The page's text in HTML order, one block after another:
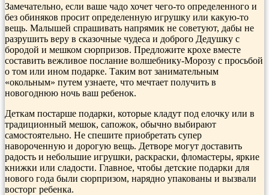
Замечательно, если ваше чадо хочет чего-то определенного и
без обиняков просит определенную игрушку или какую-то
вещь. Малышей спрашивать напрямик не советуют, дабы не
разрушить веру в сказочные чудеса и доброго Дедушку с
бородой и мешком сюрпризов. Предложите крохе вместе
составить вежливое послание волшебнику-Морозу с просьбой
о том или ином подарке. Таким вот занимательным
«окольным» путем узнаете, что мечтает получить в
новогоднюю ночь ваш ребенок.
Деткам постарше подарки, которые кладут под елочку или в
традиционный мешок, сапожок, обычно выбирают
самостоятельно. Не спешите приобретать супер
навороченную и дорогую вещь. Детворе могут доставить
радость и небольшие игрушки, раскраски, фломастеры, яркие
книжки или сладости. Главное, чтобы детские подарки для
нового года были сюрпризом, нарядно упакованы и вызвали
восторг ребенка.